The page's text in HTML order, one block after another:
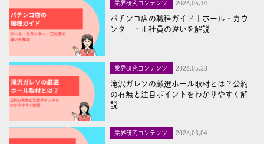
業界研究コンテンツ 2026,06,14
パチンコ店の職種ガイド｜ホール・カウ
ンター・正社員の違いを解説
業界研究コンテンツ 2026,05,23
滝沢ガレソの厳選ホール取材とは？公約
の有無と注目ポイントをわかりやすく解
説
業界研究コンテンツ 2026,03,04